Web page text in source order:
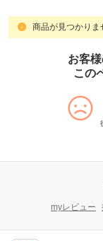
商品が見つかりま
お客
この
myレビュー